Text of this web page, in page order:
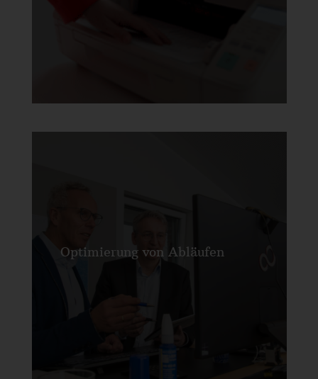
Optimierung von Abläufen